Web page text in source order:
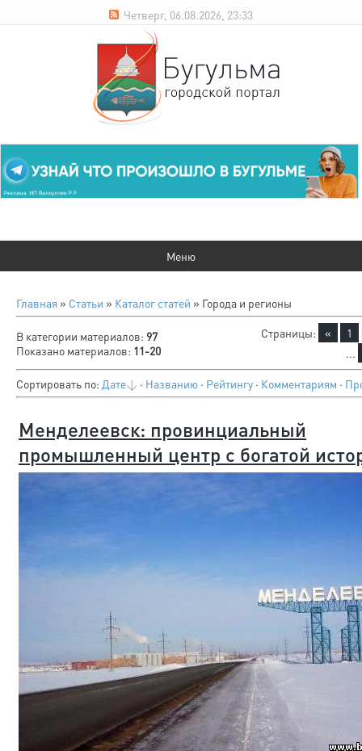
Четверг, 06.08.2026, 23:33
Главная » Статьи » Каталог статей » Города и регионы
В категории материалов: 97
Показано материалов: 11-20
Страницы: «
1
...
Сортировать по: Дате · Названию · Рейтингу · Комментариям ·
Менделеевск: провинциальный
промышленный центр с богатой